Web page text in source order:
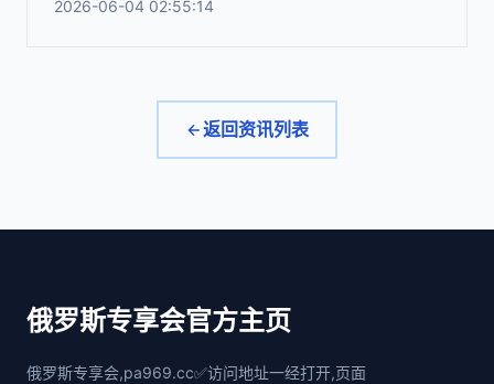
2026-06-04 02:55:14
返回资讯列表
俄罗斯专享会官方主页
俄罗斯专享会,pa969.cc✅访问地址一经打开,页面